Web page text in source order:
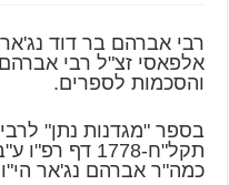
רבי אברהם בר דוד
אלפאסי זצ"ל רבי
והסכמות לספרים.
בספר "מגדנות נתן" לרבי
תקל"ח-1778
כמה"ר אברהם נג'אר